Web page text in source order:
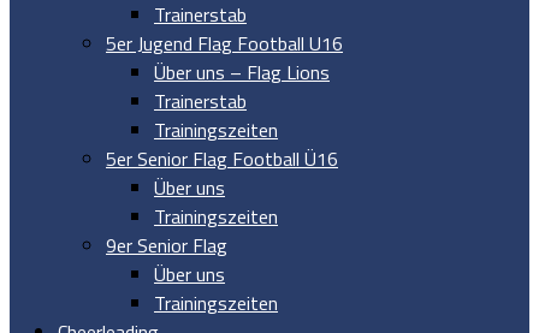
Trainerstab
5er Jugend Flag Football U16
Über uns – Flag Lions
Trainerstab
Trainingszeiten
5er Senior Flag Football Ü16
Über uns
Trainingszeiten
9er Senior Flag
Über uns
Trainingszeiten